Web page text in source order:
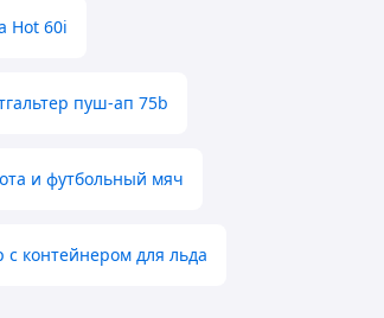
Hot 60i
пуш-ап 75b
и футбольный мяч
контейнером для льда